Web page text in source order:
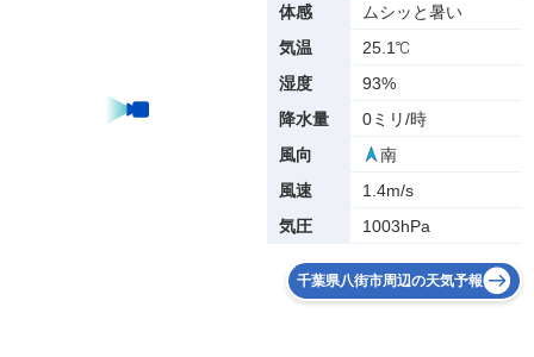
体感
ムシッと暑い
気温
25.1℃
湿度
93%
降水量
0ミリ/時
風向
南
風速
1.4m/s
気圧
1003hPa
千葉県八街市周辺の天気予報